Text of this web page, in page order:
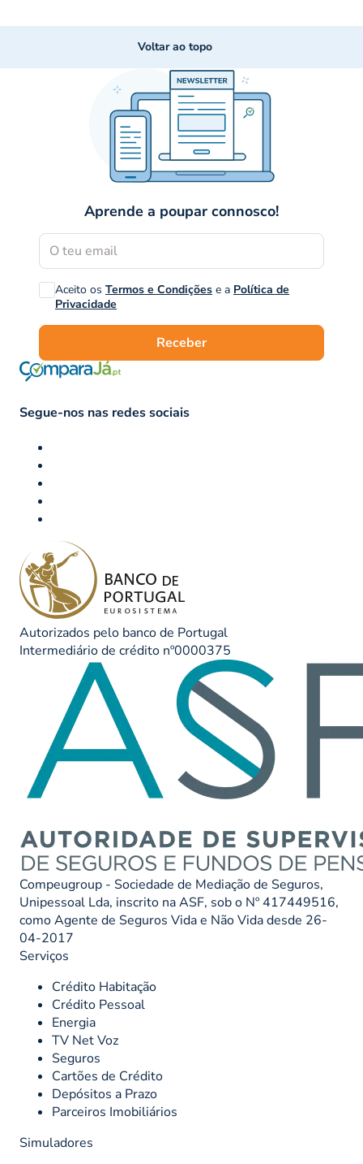
Voltar ao topo
Aprende a poupar connosco!
Aceito os Termos e Condições e a Política de
Privacidade
Receber
Segue-nos nas redes sociais
Autorizados pelo banco de Portugal
Intermediário de crédito nº0000375
Compeugroup - Sociedade de Mediação de Seguros,
Unipessoal Lda, inscrito na ASF, sob o Nº 417449516,
como Agente de Seguros Vida e Não Vida desde 26-
04-2017
Serviços
Crédito Habitação
Crédito Pessoal
Energia
TV Net Voz
Seguros
Cartões de Crédito
Depósitos a Prazo
Parceiros Imobiliários
Simuladores